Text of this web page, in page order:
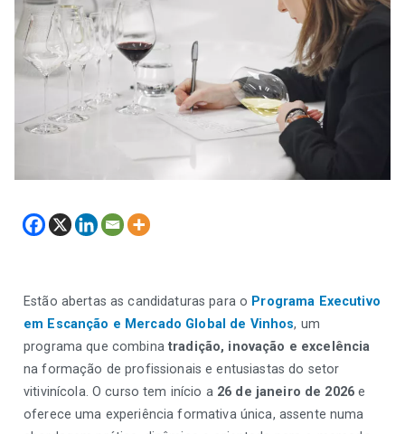
Estão abertas as candidaturas para o Programa Executivo
em Escanção e Mercado Global de Vinhos, um
programa que combinatradição, inovação e excelência
na formação de profissionais e entusiastas do setor
vitivinícola. O curso tem início a 26 de janeiro de 2026 e
oferece uma experiência formativa única, assente numa